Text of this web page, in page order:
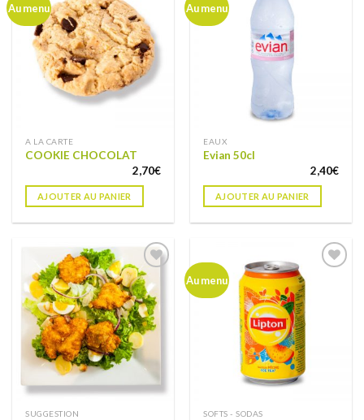
Au menu
Ajouter
à ma
liste de
souhaits
A LA CARTE
COOKIE CHOCOLAT
2,70€
AJOUTER AU PANIER
Au menu
EAUX
Evian 50cl
2,40€
AJOUTER AU PANIER
Ajouter
à ma
liste de
souhaits
SUGGESTION
Au menu
SOFTS - SODAS